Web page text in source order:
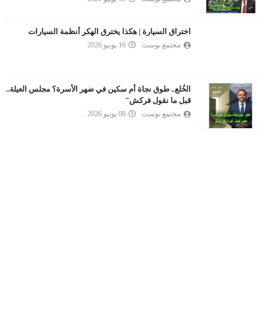
اختراق السيارة | هكذا يخترق الهكر أنظمة السيارات
مجتمع بوست 16 يونيو 2026
الخُلع.. طوق نجاة أم سكين في ضهر الأسرة؟ مجلس العيلة..
قبل ما نقول فركش"
مجتمع بوست 08 يونيو 2026